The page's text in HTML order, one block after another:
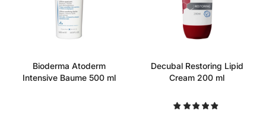
Bioderma Atoderm
Intensive Baume 500 ml
Decubal Restoring Lipid
Cream 200 ml